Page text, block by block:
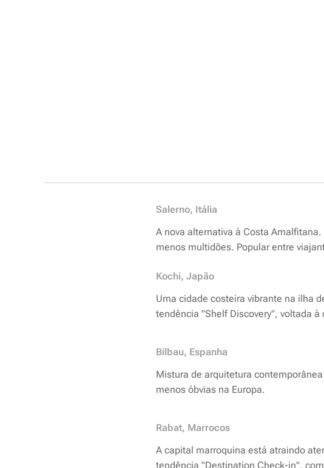
Salerno, Itália
A nova alternativa à Costa
menos multidões. Popular entre
Kochi, Japão
Uma cidade costeira vibrante na ilha
tendência "Shelf Discovery", voltada
Bilbau, Espanha
Mistura de arquitetura
menos óbvias na Europa.
Rabat, Marrocos
A capital marroquina está atraindo
tendência "Destination Check-in",